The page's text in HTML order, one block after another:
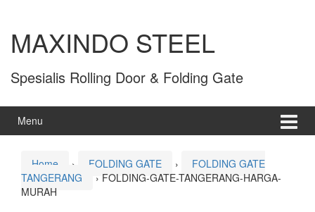
MAXINDO STEEL
Spesialis Rolling Door & Folding Gate
Menu
Home › FOLDING GATE ›
FOLDING GATE
TANGERANG
› FOLDING-GATE-TANGERANG-HARGA-
MURAH